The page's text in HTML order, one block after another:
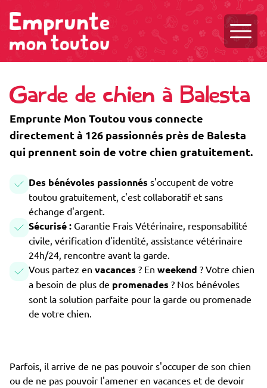
Garde de chien à Balesta
Emprunte Mon Toutou vous connecte
directement à 126 passionnés près de Balesta
qui prennent soin de votre chien gratuitement.
Des bénévoles passionnés s'occupent de votre
toutou gratuitement, c'est collaboratif et sans
échange d'argent.
Sécurisé : Garantie Frais Vétérinaire, responsabilité
civile, vérification d'identité, assistance vétérinaire
24h/24, rencontre avant la garde.
Vous partez en vacances ? En weekend ? Votre chien
a besoin de plus de promenades ? Nos bénévoles
sont la solution parfaite pour la garde ou promenade
de votre chien.
Parfois, il arrive de ne pas pouvoir s'occuper de son chien
ou de ne pas pouvoir l'amener en vacances et de devoir